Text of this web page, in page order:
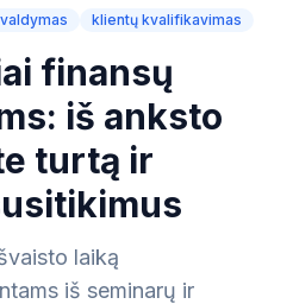
klientų kvalifikavimas
finansų
iš anksto
turtą ir
laiką
iš seminarų ir